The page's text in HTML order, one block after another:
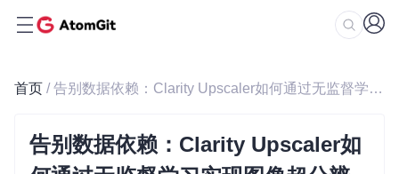
首页 / 告别数据依赖：Clarity Upscaler如何通过无监督学习实现图像超分辨率突破
告别数据依赖：Clarity Upscaler如